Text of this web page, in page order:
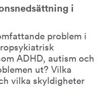
i
problem i
ADHD, autism och
ut? Vilka
vilka skyldigheter